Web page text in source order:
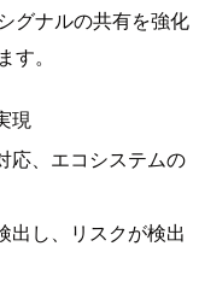
グナルの共有を強化
。
現
応、エコシステムの
出し、リスクが検出